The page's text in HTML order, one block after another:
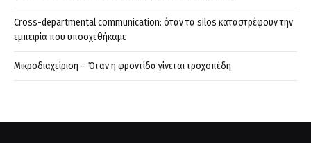
Cross-departmental communication: όταν τα silos καταστρέφουν την
εμπειρία που υποσχεθήκαμε
Μικροδιαχείριση – Όταν η φροντίδα γίνεται τροχοπέδη